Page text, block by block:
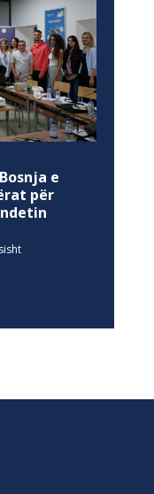
e
për